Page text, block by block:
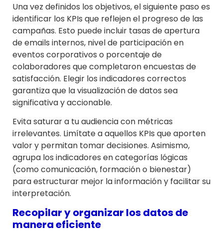
Una vez definidos los objetivos, el siguiente paso es
identificar los KPIs que reflejen el progreso de las
campañas. Esto puede incluir tasas de apertura
de emails internos, nivel de participación en
eventos corporativos o porcentaje de
colaboradores que completaron encuestas de
satisfacción. Elegir los indicadores correctos
garantiza que la visualización de datos sea
significativa y accionable.
Evita saturar a tu audiencia con métricas
irrelevantes. Limítate a aquellos KPIs que aporten
valor y permitan tomar decisiones. Asimismo,
agrupa los indicadores en categorías lógicas
(como comunicación, formación o bienestar)
para estructurar mejor la información y facilitar su
interpretación.
Recopilar y organizar los datos de
manera eficiente